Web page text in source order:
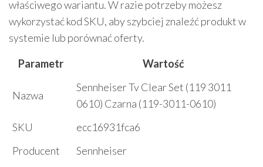
właściwego wariantu. W razie potrzeby możesz
wykorzystać kod SKU, aby szybciej znaleźć produkt w
systemie lub porównać oferty.
Parametr
Wartość
Nazwa
Sennheiser Tv Clear Set (119 3011
0610) Czarna (119-3011-0610)
SKU
ecc16931fca6
Producent
Sennheiser